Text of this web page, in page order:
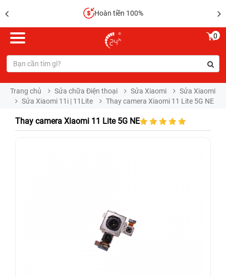
Hoàn tiền 100%
0
Trang chủ Sửa chữa Điện thoại Sửa Xiaomi
Sửa Xiaomi
Sửa Xiaomi 11i | 11Lite
Thay camera Xiaomi 11 Lite 5G NE
Thay camera Xiaomi 11 Lite 5G NE